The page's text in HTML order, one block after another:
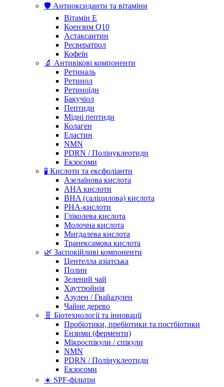
🛡️ Антиоксиданти та вітаміни
Вітамін Е
Коензим Q10
Астаксантин
Ресвератрол
Кофеїн
🔬 Антивікові компоненти
Ретиналь
Ретинол
Ретиноїди
Бакучіол
Пептиди
Мідні пептиди
Колаген
Еластин
NMN
PDRN / Полінуклеотиди
Екзосоми
🧪 Кислоти та ексфоліанти
Азелаїнова кислота
AHA кислоти
BHA (саліцилова) кислота
PHA-кислоти
Гліколева кислота
Молочна кислота
Мигдалева кислота
Транексамова кислота
🌿 Заспокійливі компоненти
Центелла азіатська
Полин
Зелений чай
Хауттюйнія
Азулен / Гвайазулен
Чайне дерево
🧬 Біотехнології та інновації
Пробіотики, пребіотики та постбіотики
Ензими (ферменти)
Мікроспікули / спікули
NMN
PDRN / Полінуклеотиди
Екзосоми
☀️ SPF-фільтри